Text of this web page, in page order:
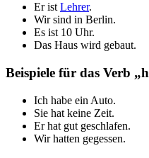
Er ist Lehrer.
Wir sind in Berlin.
Es ist 10 Uhr.
Das Haus wird gebaut.
Beispiele für das Verb
Ich habe ein Auto.
Sie hat keine Zeit.
Er hat gut geschlafen.
Wir hatten gegessen.